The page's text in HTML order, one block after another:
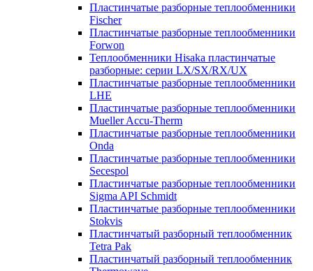
Пластинчатые разборные теплообменники
Fischer
Пластинчатые разборные теплообменники
Forwon
Теплообменники Hisaka пластинчатые
разборные: серии LX/SX/RX/UX
Пластинчатые разборные теплообменники
LHE
Пластинчатые разборные теплообменники
Mueller Accu-Therm
Пластинчатые разборные теплообменники
Onda
Пластинчатые разборные теплообменники
Secespol
Пластинчатые разборные теплообменники
Sigma API Schmidt
Пластинчатые разборные теплообменники
Stokvis
Пластинчатый разборный теплообменник
Tetra Pak
Пластинчатый разборный теплообменник